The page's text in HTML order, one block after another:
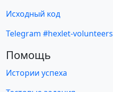
Исходный код
Telegram #hexlet-volunteers
Помощь
Истории успеха